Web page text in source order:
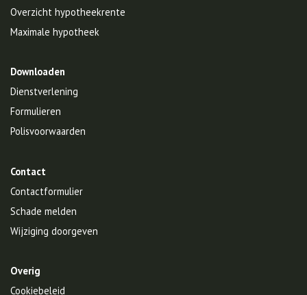
Overzicht hypotheekrente
Maximale hypotheek
Downloaden
Dienstverlening
Formulieren
Polisvoorwaarden
Contact
Contactformulier
Schade melden
Wijziging doorgeven
Overig
Cookiebeleid